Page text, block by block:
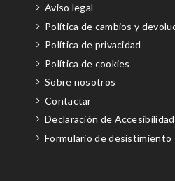
Aviso legal
Política de cambios y
Política de privacidad
Política de cookies
Sobre nosotros
Contactar
Declaración de Accesibilidad
Formulario de desistimiento